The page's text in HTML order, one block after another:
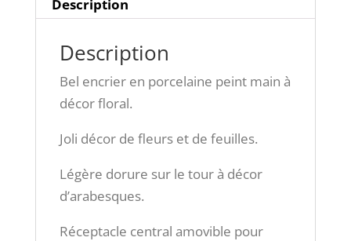
Description
Description
Bel encrier en porcelaine peint main à
décor floral.
Joli décor de fleurs et de feuilles.
Légère dorure sur le tour à décor
d’arabesques.
Réceptacle central amovible pour